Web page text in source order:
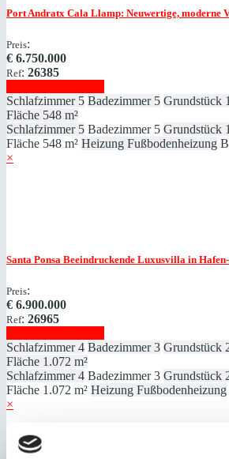
Port Andratx Cala Llamp: Neuwertige, moderne
Preis:
€ 6.750.000
Ref: 26385
Schlafzimmer 5 Badezimmer 5 Grundstück
Fläche 548 m²
Schlafzimmer 5 Badezimmer 5 Grundstück
Fläche 548 m² Heizung Fußbodenheizung
×
Santa Ponsa Beeindruckende Luxusvilla in
Preis:
€ 6.900.000
Ref: 26965
Schlafzimmer 4 Badezimmer 3 Grundstück
Fläche 1.072 m²
Schlafzimmer 4 Badezimmer 3 Grundstück
Fläche 1.072 m² Heizung Fußbodenheizung
×